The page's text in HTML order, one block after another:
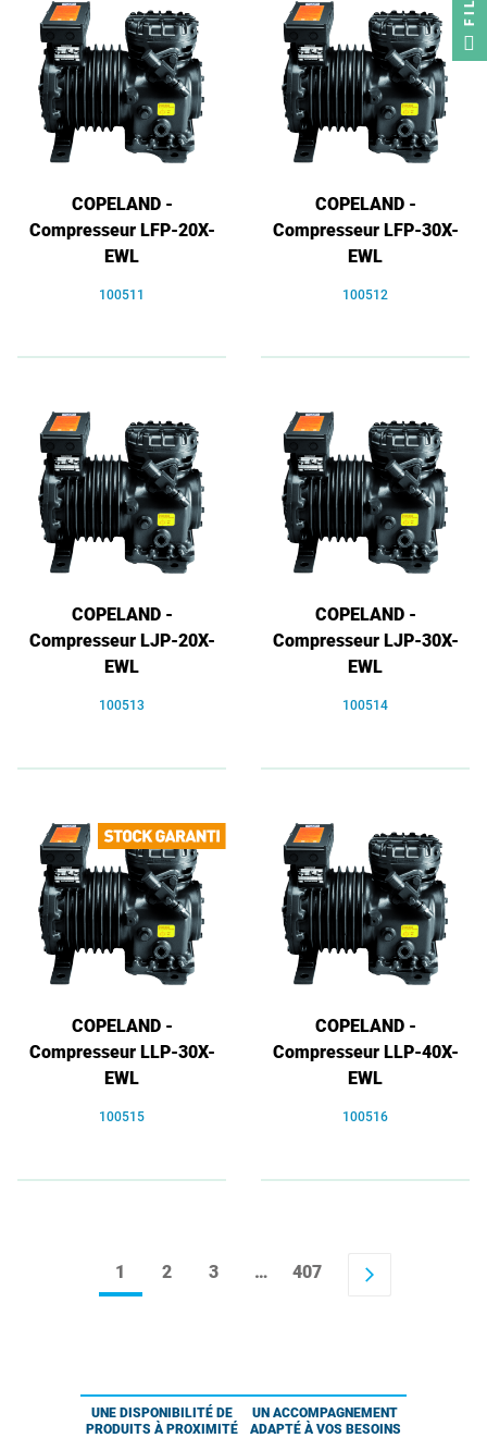
COPELAND -
Compresseur LFP-20X-
EWL
100511
COPELAND -
Compresseur LFP-30X-
EWL
100512
COPELAND -
Compresseur LJP-20X-
EWL
100513
COPELAND -
Compresseur LJP-30X-
EWL
100514
COPELAND -
Compresseur LLP-30X-
EWL
100515
COPELAND -
Compresseur LLP-40X-
EWL
100516
1 2 3 … 407 arrow_forward_ios
UNE DISPONIBILITÉ DE
PRODUITS À PROXIMITÉ
UN ACCOMPAGNEMENT
ADAPTÉ À VOS BESOINS